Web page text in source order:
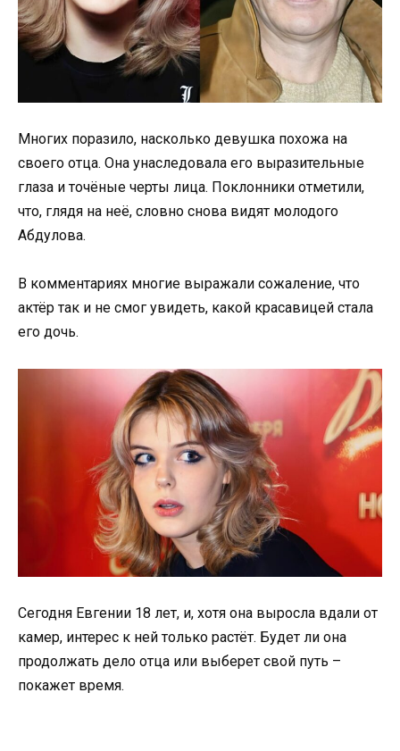
Многих поразило, насколько девушка похожа на
своего отца. Она унаследовала его выразительные
глаза и точёные черты лица. Поклонники отметили,
что, глядя на неё, словно снова видят молодого
Абдулова.
В комментариях многие выражали сожаление, что
актёр так и не смог увидеть, какой красавицей стала
его дочь.
Сегодня Евгении 18 лет, и, хотя она выросла вдали от
камер, интерес к ней только растёт. Будет ли она
продолжать дело отца или выберет свой путь –
покажет время.